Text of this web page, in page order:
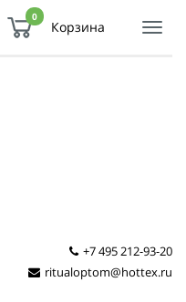
0
Корзина
+7 495 212-93-20
ritualoptom@hottex.ru